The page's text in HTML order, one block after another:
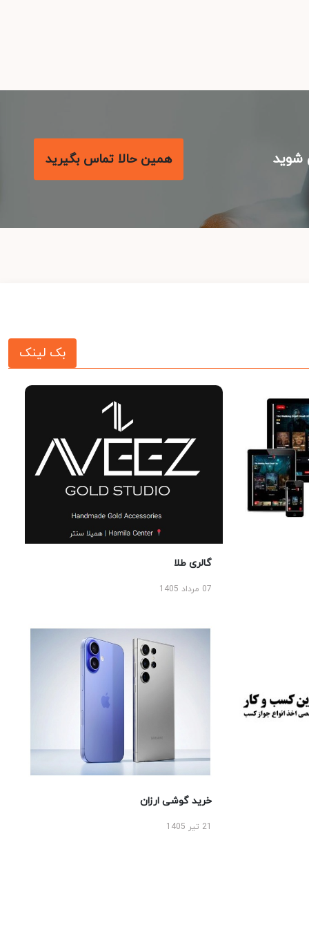
همین حالا تماس بگیرید
بک لینک
گالری طلا
07 مرداد 1405
خرید گوشی ارزان